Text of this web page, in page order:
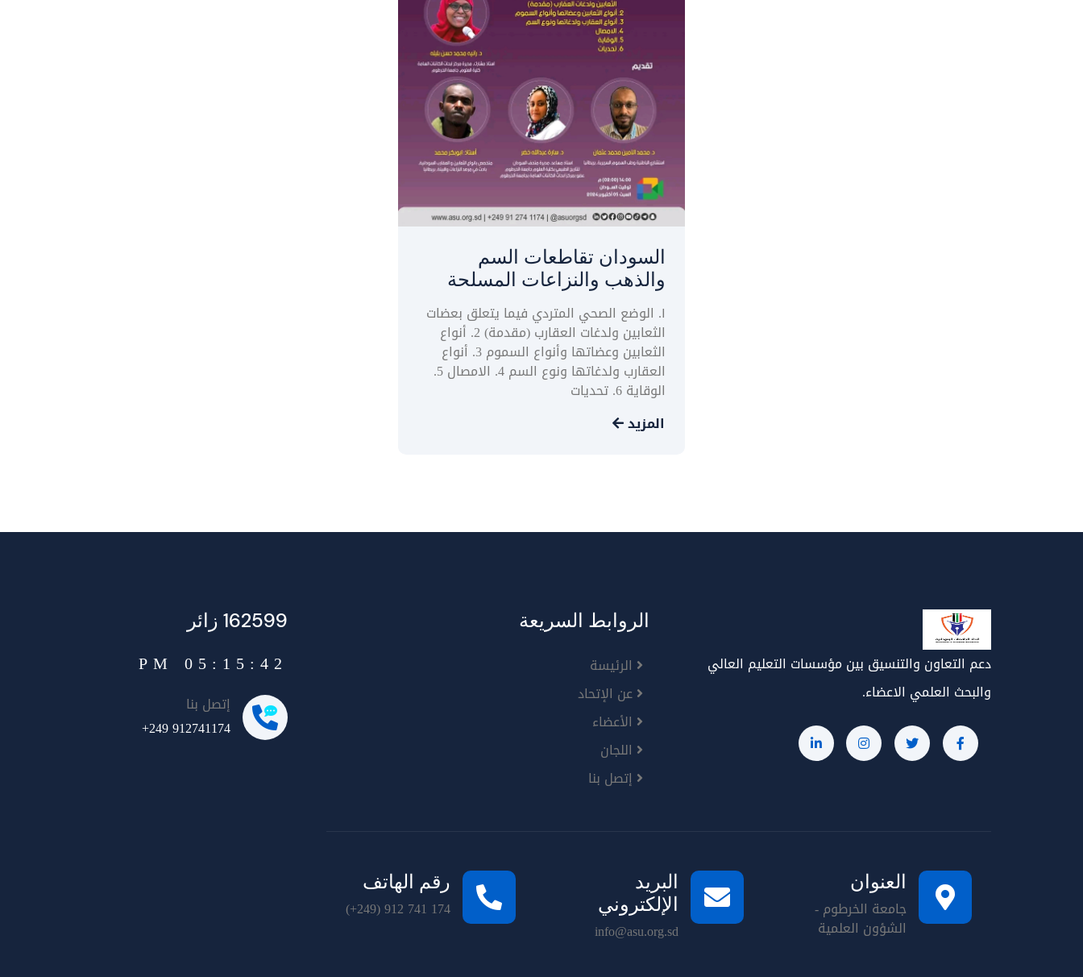
السودان تقاطعات السم
والذهب والنزاعات المسلحة
١. الوضع الصحي المتردي فيما يتعلق بعضات
الثعابين ولدغات العقارب (مقدمة) 2. أنواع
الثعابين وعضاتها وأنواع السموم 3. أنواع
العقارب ولدغاتها ونوع السم 4. الامصال 5.
الوقاية 6. تحديات
المزيد
دعم التعاون والتنسيق بين مؤسسات التعليم العالي
والبحث العلمي الاعضاء.
الروابط السريعة
الرئيسة
عن الإتحاد
الأعضاء
اللجان
إتصل بنا
العنوان
جامعة الخرطوم -
الشؤون العلمية
البريد
الإلكتروني
info@asu.org.sd
رقم الهاتف
(+249) 912 741 174
162599 زائر
05:15:43 PM
إتصل بنا
+249 912741174